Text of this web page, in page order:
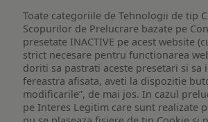
Toate categoriile de Tehnologii de tip
Scopurilor de Prelucrare bazate pe
presetate INACTIVE pe acest website
strict necesare pentru functionarea
doriti sa pastrati aceste presetari si sa
fereastra afisata, aveti la dispozitie
modificarile”, de mai jos. In cazul
pe Interes Legitim care sunt realizate